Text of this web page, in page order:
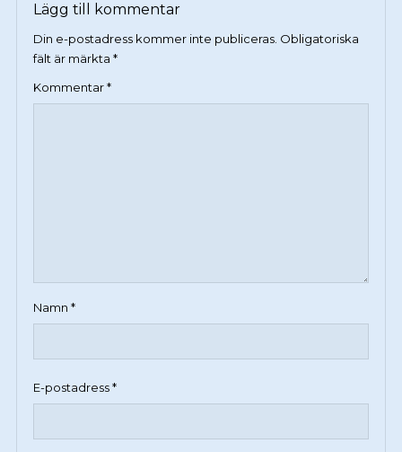
Lägg till kommentar
Din e-postadress kommer inte publiceras. Obligatoriska
fält är märkta *
Kommentar*
Namn *
E-postadress*